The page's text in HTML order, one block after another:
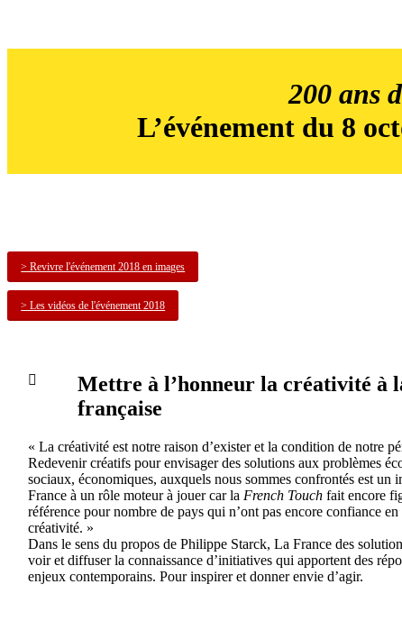
200 ans
L’événement du 8
> Revivre l'événement 2018 en images
> Les vidéos de l'événement 2018
Mettre à l’honneur la créativité à
française
« La créativité est notre raison d’exister et la condition de notre
Redevenir créatifs pour envisager des solutions aux problèmes
sociaux, économiques, auxquels nous sommes confrontés est un
France à un rôle moteur à jouer car la French Touch fait encore
référence pour nombre de pays qui n’ont pas encore confiance
créativité. »
Dans le sens du propos de Philippe Starck, La France des
voir et diffuser la connaissance d’initiatives qui apportent des
enjeux contemporains. Pour inspirer et donner envie d’agir.